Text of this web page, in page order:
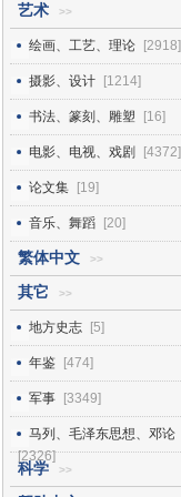
艺术 >>
绘画、工艺、理论 [2918]
摄影、设计 [1214]
书法、篆刻、雕塑 [16]
电影、电视、戏剧 [4372]
论文集 [19]
音乐、舞蹈 [20]
繁体中文 >>
其它 >>
地方史志 [5]
年鉴 [474]
军事 [3349]
马列、毛泽东思想、邓论
[2326]
科学 >>